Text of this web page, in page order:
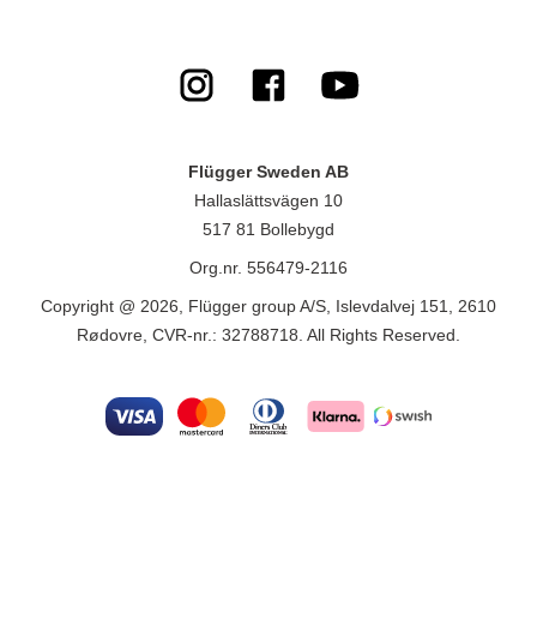
Flügger Sweden AB
Hallaslättsvägen 10
517 81 Bollebygd
Org.nr. 556479-2116
Copyright @ 2026, Flügger group A/S, Islevdalvej 151, 2610
Rødovre, CVR-nr.: 32788718. All Rights Reserved.